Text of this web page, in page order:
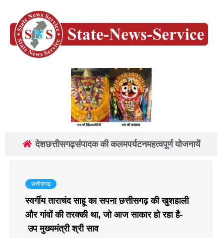
देशछत्तीसगढ़संपादक की कलमपर्यटनमहत्वपूर्ण योजनायें
छत्तीसगढ़
स्वर्गीय ताराचंद साहू का सपना छत्तीसगढ़ की खुशहाली
और गांवों की तरक्की था, जो आज साकार हो रहा है-
उप मुख्यमंत्री श्री साव